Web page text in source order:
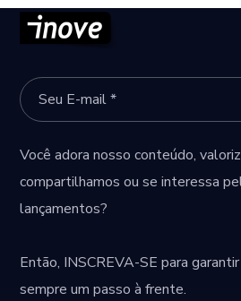
Você adora nosso conteúdo,
compartilhamos ou se interessa
lançamentos?
Então, INSCREVA-SE para
sempre um passo à frente.